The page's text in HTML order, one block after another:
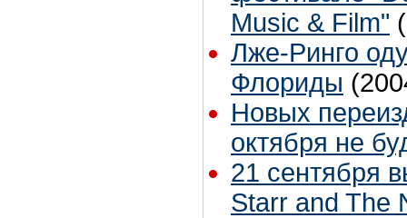
Music & Film"
Лже-Ринго
Флориды
Новых
октября не
21 сентября
Starr and The